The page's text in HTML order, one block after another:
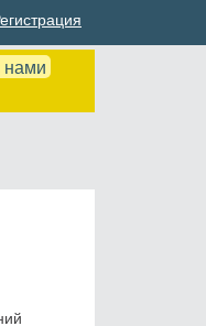
нами